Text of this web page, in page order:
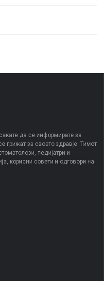
да се информирате за
грижат за своето здравје. Тимот
педијатри и
корисни совети и одговори на